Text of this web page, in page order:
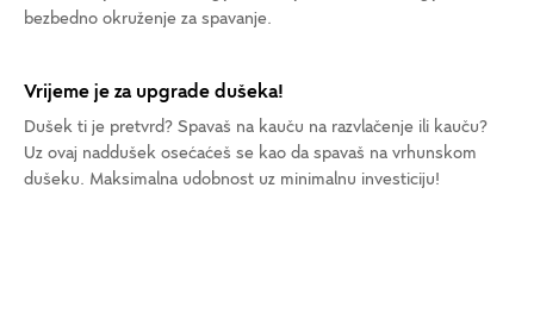
bezbedno okruženje za spavanje.
Vrijeme je za upgrade dušeka!
Dušek ti je pretvrd? Spavaš na kauču na razvlačenje ili kauču?
Uz ovaj naddušek osećaćeš se kao da spavaš na vrhunskom
dušeku. Maksimalna udobnost uz minimalnu investiciju!